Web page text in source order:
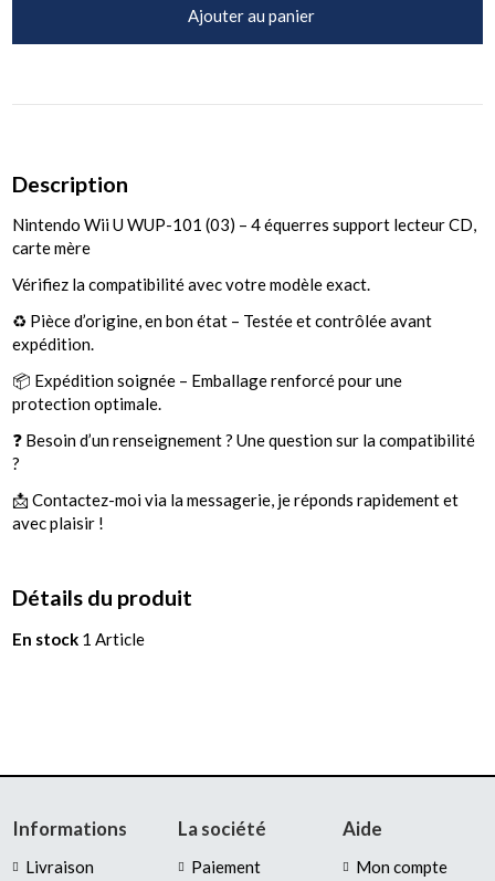
Ajouter au panier
Description
Nintendo Wii U WUP-101 (03) – 4 équerres support lecteur CD,
carte mère
Vérifiez la compatibilité avec votre modèle exact.
♻️ Pièce d’origine, en bon état – Testée et contrôlée avant
expédition.
📦 Expédition soignée – Emballage renforcé pour une
protection optimale.
❓ Besoin d’un renseignement ? Une question sur la compatibilité
?
📩 Contactez-moi via la messagerie, je réponds rapidement et
avec plaisir !
Détails du produit
En stock 1 Article
Informations
Livraison
La société
Paiement
Aide
Mon compte